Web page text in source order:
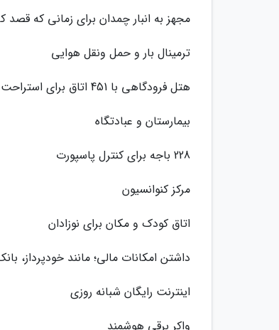
مجهز به انبار چمدان برای زمانی که قصد
ترمینال بار و حمل ونقل هوایی
هتل فرودگاهی با 451 اتاق برای استراحت مسافران
بیمارستان و عبادتگاه
228 باجه برای کنترل پاسپورت
مرکز کنوانسیون
اتاق کودک و مکان برای نوزادان
داشتن امکانات مالی؛ مانند خودپرداز،
اینترنت رایگان شبانه روزی
واکر برقی هوشمند